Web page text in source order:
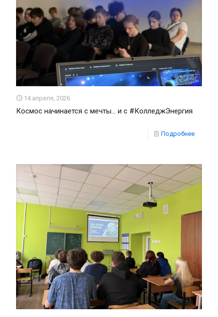
14 апреля, 2026
Космос начинается с мечты… и с #КолледжЭнергия
Подробнее